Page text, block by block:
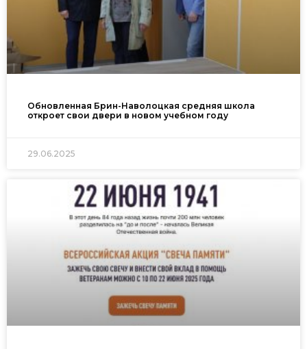
Обновленная Брин-Наволоцкая средняя школа
откроет свои двери в новом учебном году
29.06.2025